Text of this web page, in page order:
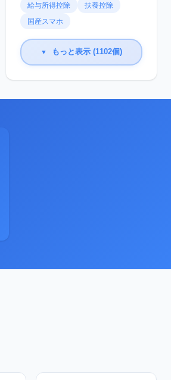
給与所得控除
扶養控除
国産スマホ
▼ もっと表示 (1102個)